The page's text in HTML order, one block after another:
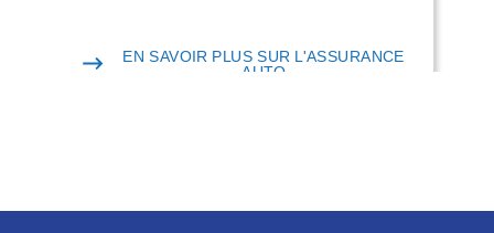
EN SAVOIR PLUS SUR L'ASSURANCE
AUTO